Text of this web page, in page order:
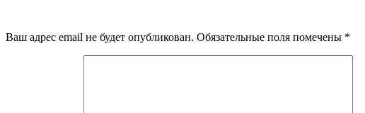
Ваш адрес email не будет опубликован. Обязательные поля помечены *